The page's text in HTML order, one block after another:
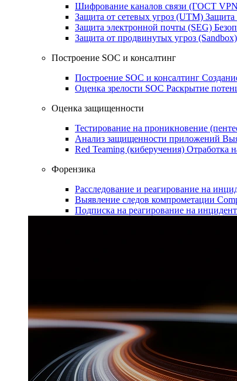
Шифрование каналов связи (ГОСТ
Защита от сетевых угроз (UTM) Защита
Защита электронной почты (SEG)
Защита от продвинутых угроз (Sandbox)
Построение SOC и консалтинг
Построение SOC и консалтинг
Оценка зрелости SOC Раскрытие
Оценка защищенности
Тестирование на проникновение
Анализ защищенности приложений
Red Teaming (киберучения) Отработка
Форензика
Расследование и реагирование на
Выявление следов компрометации
Подписка на реагирование на